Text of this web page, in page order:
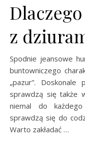
z
Spodnie jeansowe
buntowniczego
„pazur”.
sprawdzą się także
niemal do
sprawdzą się do
Warto zakładać …